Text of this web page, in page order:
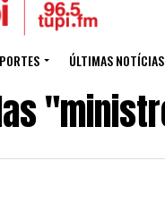
ÚLTIMAS NOTÍCIAS